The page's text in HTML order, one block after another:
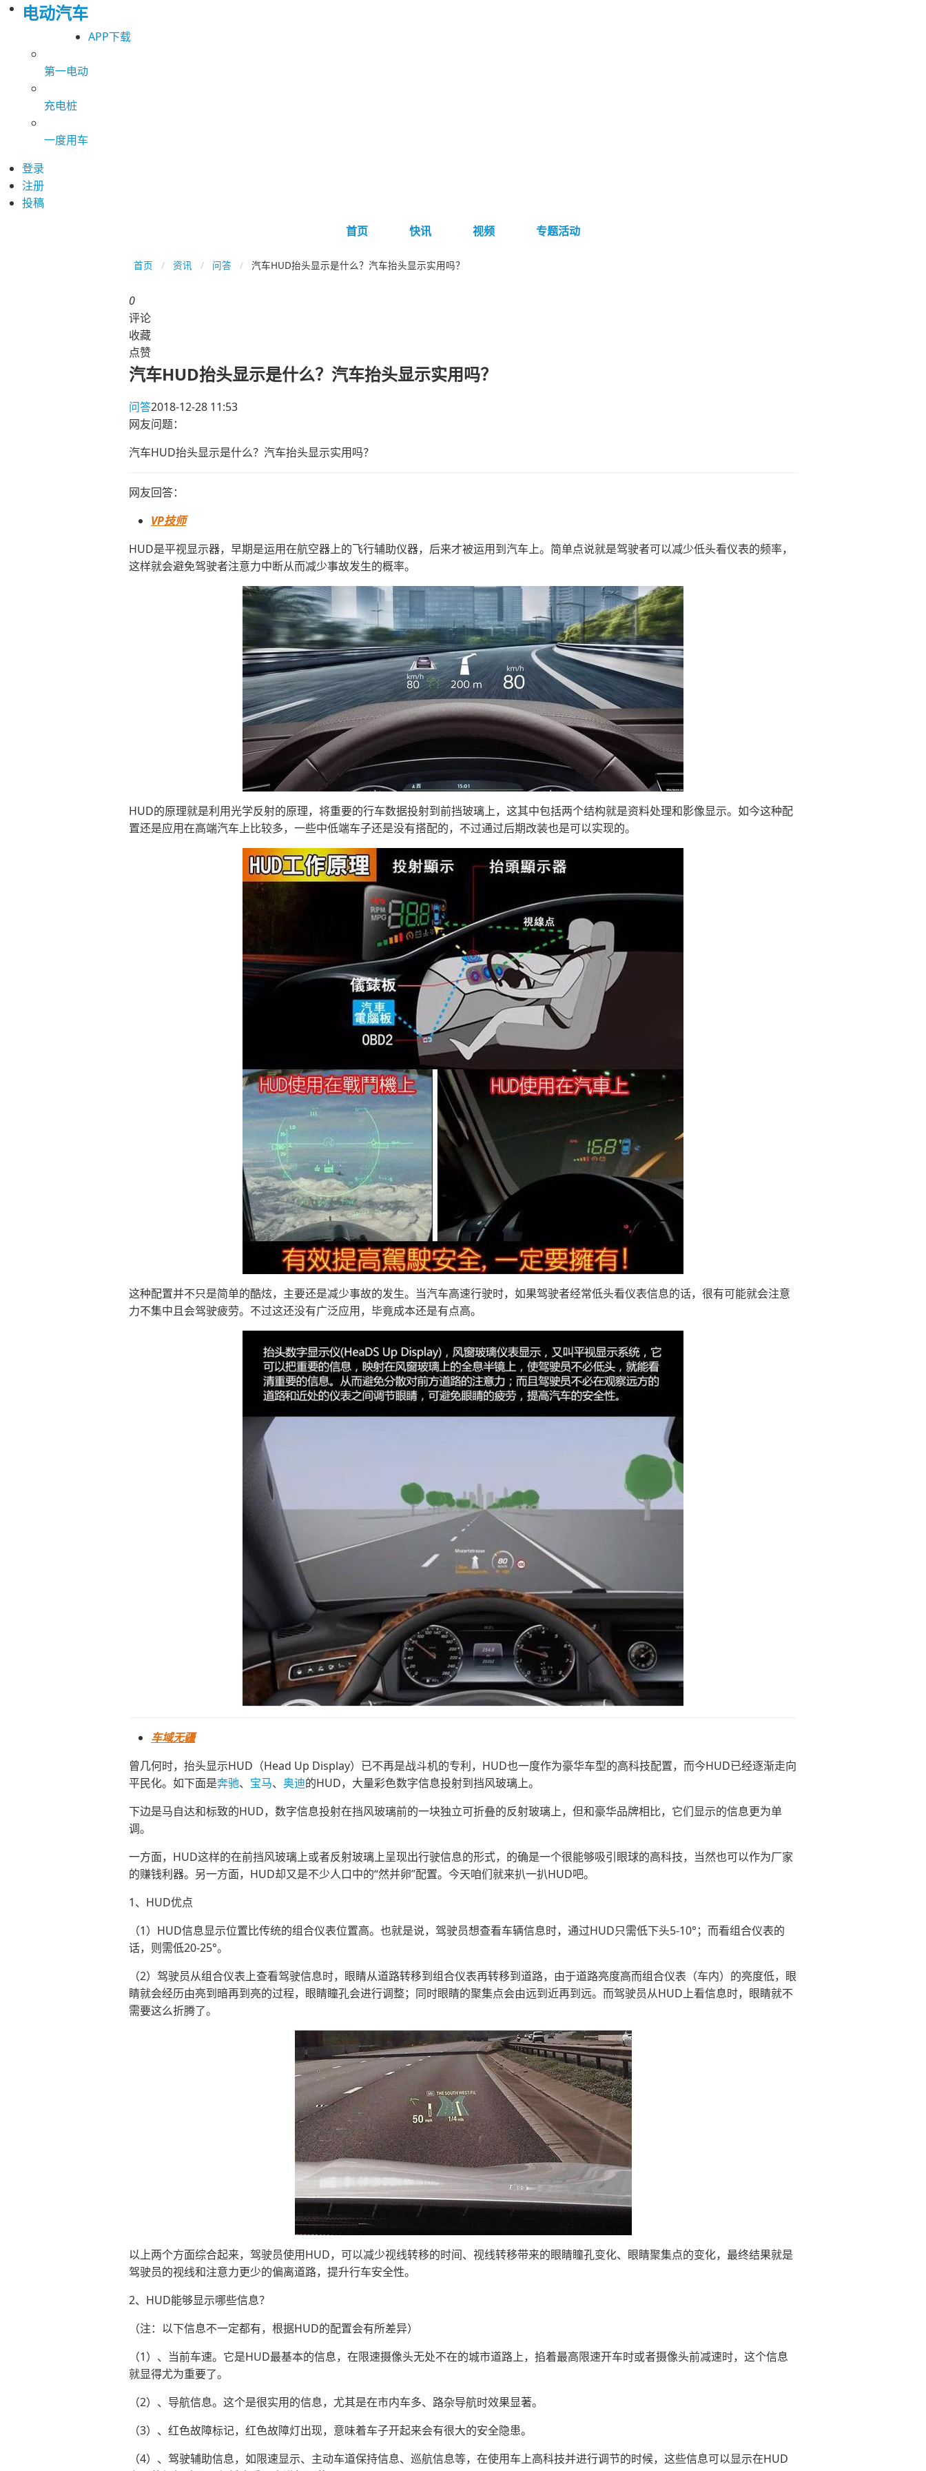
电动汽车
APP下载
第一电动
充电桩
一度用车
登录
注册
投稿
首页
快讯 视频 专题活动
首页 资讯 问答 汽车HUD抬头显示是什么？汽车抬头显示实用吗？
0
评论
收藏
点赞
汽车HUD抬头显示是什么？汽车抬头显示实用吗？
问答2018-12-28 11:53
网友问题：
汽车HUD抬头显示是什么？汽车抬头显示实用吗？
网友回答：
VP技师
HUD是平视显示器，早期是运用在航空器上的飞行辅助仪器，后来才被运用到汽车上。简单点说就是驾驶者可以减少低头看仪表的频率，
这样就会避免驾驶者注意力中断从而减少事故发生的概率。
HUD的原理就是利用光学反射的原理，将重要的行车数据投射到前挡玻璃上，这其中包括两个结构就是资料处理和影像显示。如今这种配
置还是应用在高端汽车上比较多，一些中低端车子还是没有搭配的，不过通过后期改装也是可以实现的。
这种配置并不只是简单的酷炫，主要还是减少事故的发生。当汽车高速行驶时，如果驾驶者经常低头看仪表信息的话，很有可能就会注意
力不集中且会驾驶疲劳。不过这还没有广泛应用，毕竟成本还是有点高。
车域无疆
曾几何时，抬头显示HUD（Head Up Display）已不再是战斗机的专利，HUD也一度作为豪华车型的高科技配置，而今HUD已经逐渐走向
平民化。如下面是奔驰、 宝马、 奥迪的HUD，大量彩色数字信息投射到挡风玻璃上。
下边是马自达和标致的HUD，数字信息投射在挡风玻璃前的一块独立可折叠的反射玻璃上，但和豪华品牌相比，它们显示的信息更为单
调。
一方面，HUD这样的在前挡风玻璃上或者反射玻璃上呈现出行驶信息的形式，的确是一个很能够吸引眼球的高科技，当然也可以作为厂家
的赚钱利器。另一方面，HUD却又是不少人口中的“然并卵”配置。今天咱们就来扒一扒HUD吧。
1、HUD优点
（1）HUD信息显示位置比传统的组合仪表位置高。也就是说，驾驶员想查看车辆信息时，通过HUD只需低下头5-10°；而看组合仪表的
话，则需低20-25°。
（2）驾驶员从组合仪表上查看驾驶信息时，眼睛从道路转移到组合仪表再转移到道路，由于道路亮度高而组合仪表（车内）的亮度低，眼
睛就会经历由亮到暗再到亮的过程，眼睛瞳孔会进行调整；同时眼睛的聚集点会由远到近再到远。而驾驶员从HUD上看信息时，眼睛就不
需要这么折腾了。
以上两个方面综合起来，驾驶员使用HUD，可以减少视线转移的时间、视线转移带来的眼睛瞳孔变化、眼睛聚集点的变化，最终结果就是
驾驶员的视线和注意力更少的偏离道路，提升行车安全性。
2、HUD能够显示哪些信息？
（注：以下信息不一定都有，根据HUD的配置会有所差异）
（1）、当前车速。它是HUD最基本的信息，在限速摄像头无处不在的城市道路上，掐着最高限速开车时或者摄像头前减速时，这个信息
就显得尤为重要了。
（2）、导航信息。这个是很实用的信息，尤其是在市内车多、路杂导航时效果显著。
（3）、红色故障标记，红色故障灯出现，意味着车子开起来会有很大的安全隐患。
（4）、驾驶辅助信息，如限速显示、主动车道保持信息、巡航信息等，在使用车上高科技并进行调节的时候，这些信息可以显示在HUD